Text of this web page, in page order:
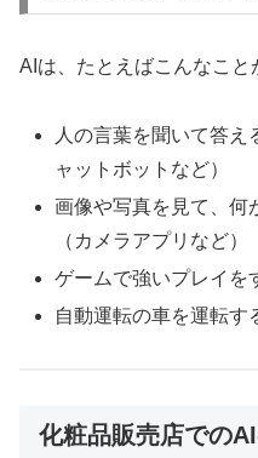
AIは、たとえばこんなこと
人の言葉を聞いて答
ャットボットなど）
画像や写真を見て、何
（カメラアプリなど）
ゲームで強いプレイを
自動運転の車を運転す
化粧品販売店での